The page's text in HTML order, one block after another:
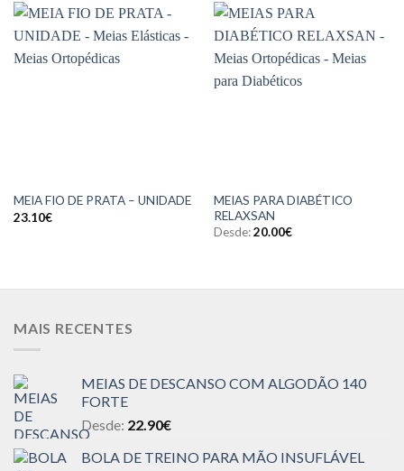
MEIA FIO DE PRATA – UNIDADE
23.10€
MEIAS PARA DIABÉTICO
RELAXSAN
Desde:20.00€
MAIS RECENTES
MEIAS DE DESCANSO COM ALGODÃO 140
FORTE
Desde: 22.90€
BOLA DE TREINO PARA MÃO INSUFLÁVEL